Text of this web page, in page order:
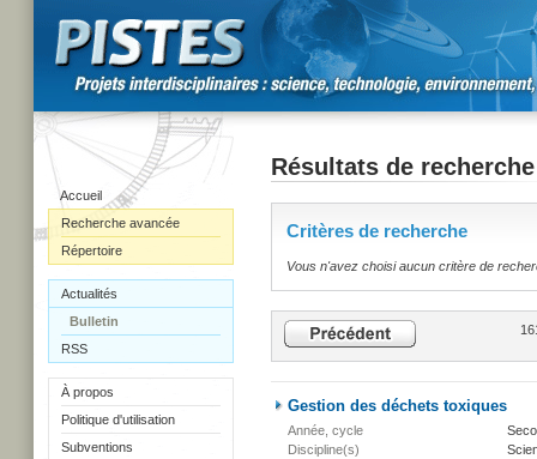
Accueil
Recherche avancée
Répertoire
Actualités
Bulletin
RSS
À propos
Politique d'utilisation
Subventions
Résultats de recherche
Critères de recherche
Vous n'avez choisi aucun critère de
Gestion des déchets toxiques
Année, cycle
Discipline(s)